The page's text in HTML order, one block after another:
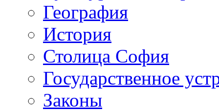
География
История
Столица София
Государственное
Законы